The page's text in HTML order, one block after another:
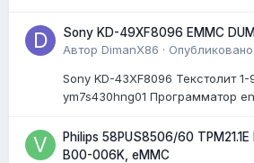
Sony KD-49XF8096 EMMC
Автор DimanX86 · Опубликовано
Sony KD-43XF8096 Текстолит
ym7s430hng01 Программатор
Philips 58PUS8506/60
B00-006K, eMMC